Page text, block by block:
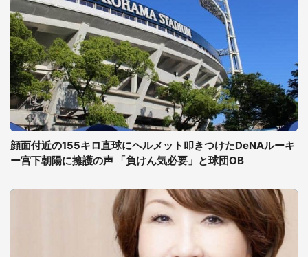
顔面付近の155キロ直球にヘルメット叩きつけたDeNAルーキ
ー宮下朝陽に擁護の声 「負けん気必要」と球団OB